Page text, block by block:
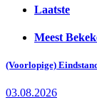
Laatste
Meest
(Voorlopige)
03.08.2026